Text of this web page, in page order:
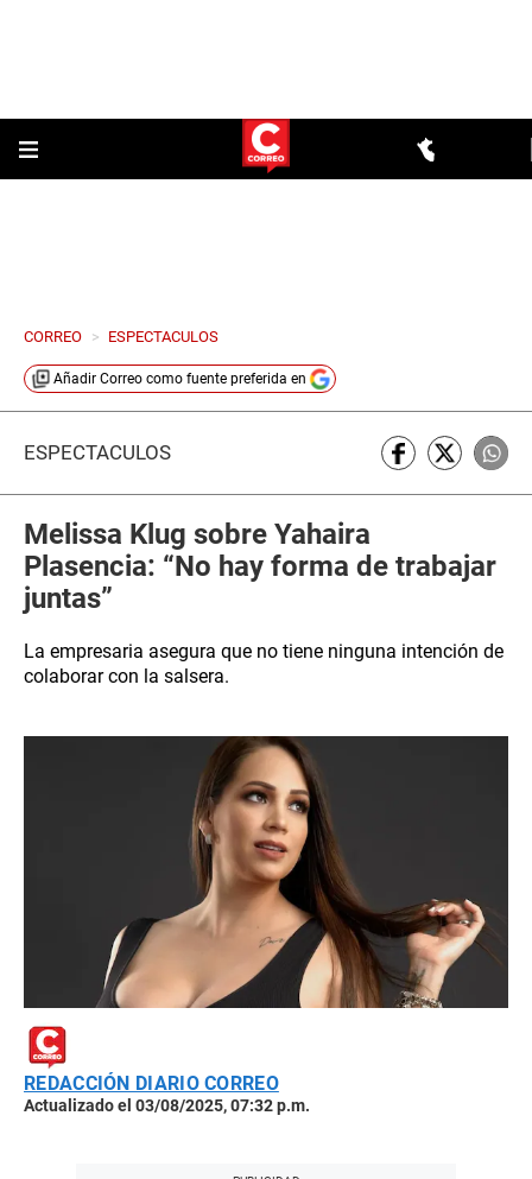
CORREO > ESPECTACULOS
Añadir Correo como fuente preferida en
ESPECTÁCULOS
Melissa Klug sobre Yahaira
Plasencia: “No hay forma de trabajar
juntas”
La empresaria asegura que no tiene ninguna intención de
colaborar con la salsera.
REDACCIÓN DIARIO CORREO
Actualizado el 03/08/2025, 07:32 p.m.